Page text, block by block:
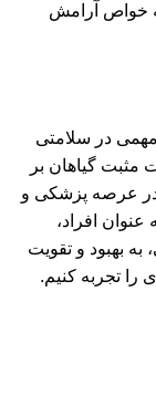
خواص آرامش
مهمی در سلامتی
مثبت گیاهان بر
در عرصه پزشکی و
افراد،
به بهبود و تقویت
تجربه کنیم.